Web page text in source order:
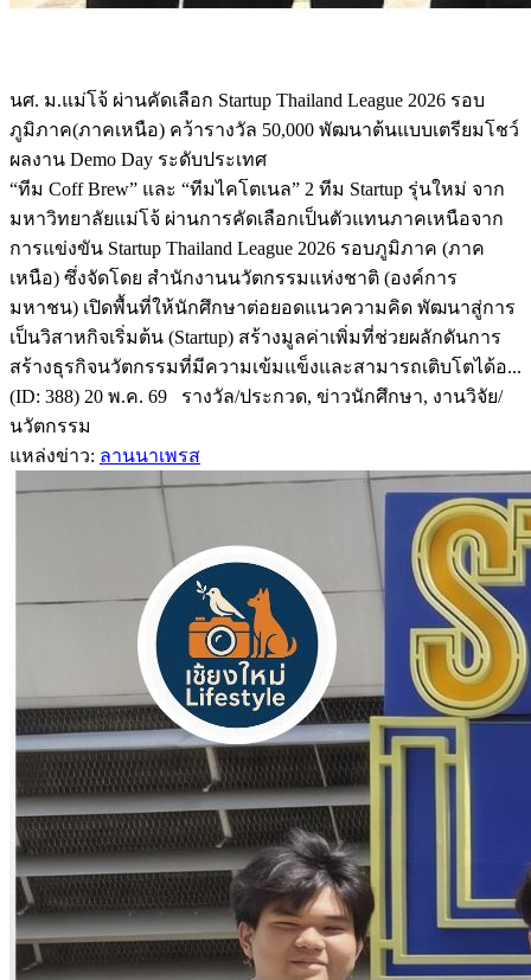
นศ. ม.แม่โจ้ ผ่านคัดเลือก Startup Thailand League 2026 รอบ
ภูมิภาค(ภาคเหนือ) คว้ารางวัล 50,000 พัฒนาต้นแบบเตรียมโชว์
ผลงาน Demo Day ระดับประเทศ
“ทีม Coff Brew” และ “ทีมไคโตเนล” 2 ทีม Startup รุ่นใหม่ จาก
มหาวิทยาลัยแม่โจ้ ผ่านการคัดเลือกเป็นตัวแทนภาคเหนือจาก
การแข่งขัน Startup Thailand League 2026 รอบภูมิภาค (ภาค
เหนือ) ซึ่งจัดโดย สำนักงานนวัตกรรมแห่งชาติ (องค์การ
มหาชน) เปิดพื้นที่ให้นักศึกษาต่อยอดแนวความคิด พัฒนาสู่การ
เป็นวิสาหกิจเริ่มต้น (Startup) สร้างมูลค่าเพิ่มที่ช่วยผลักดันการ
สร้างธุรกิจนวัตกรรมที่มีความเข้มแข็งและสามารถเติบโตได้อ...
(ID: 388) 20 พ.ค. 69 รางวัล/ประกวด, ข่าวนักศึกษา, งานวิจัย/
นวัตกรรม
แหล่งข่าว: ลานนาเพรส